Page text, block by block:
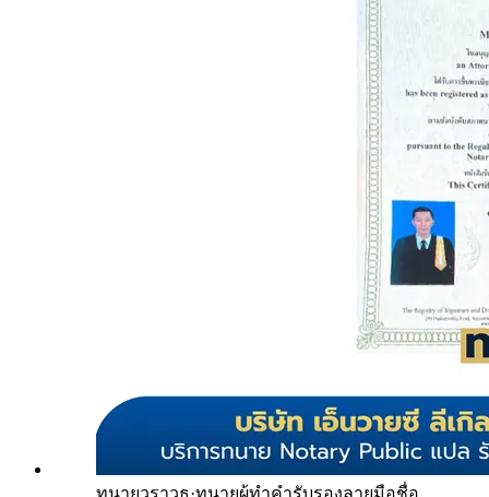
ทนายวราวุธ·ทนายผู้ทำคำรับรองลายมือชื่อ